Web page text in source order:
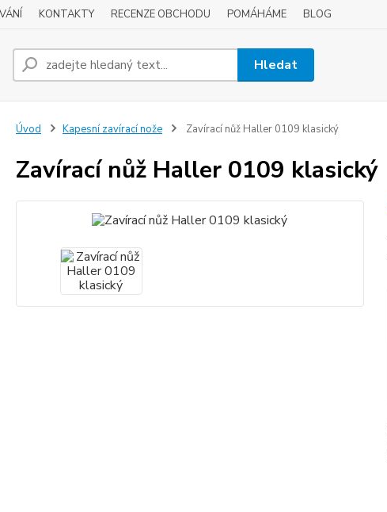
KONTAKTY RECENZE OBCHODU POMÁHÁME BLOG
Hledat
Úvod Kapesní zavírací nože Zavírací nůž Haller 0109 klasický
Zavírací nůž Haller 0109 klasický